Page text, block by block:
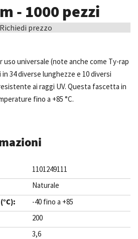
- 1000 pezzi
Richiedi prezzo
universale (note anche come Ty-rap
34 diverse lunghezze e 10 diversi
ai raggi UV. Questa fascetta in
fino a +85 °C.
1101249111
Naturale
-40 fino a +85
200
3,6